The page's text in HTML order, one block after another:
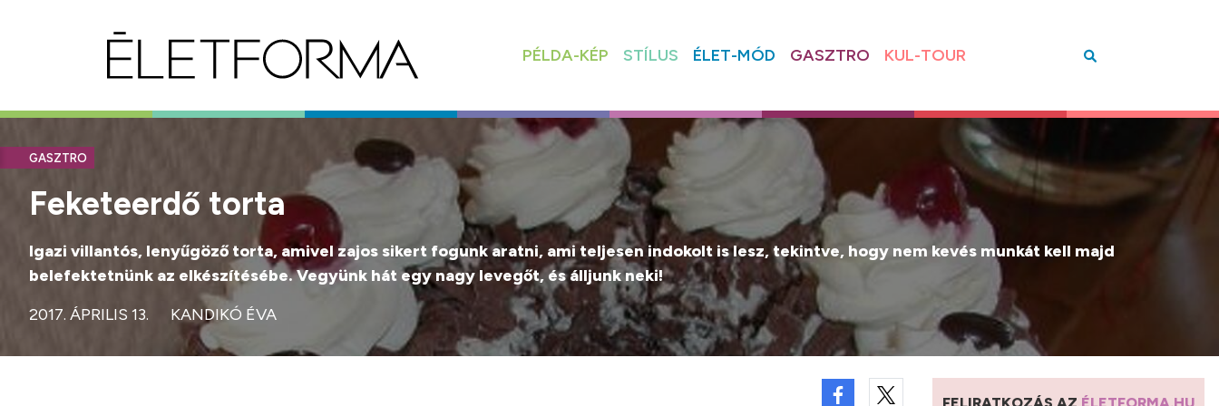
PÉLDA-KÉP STÍLUS ÉLET-MÓD GASZTRO KUL-TOUR
GASZTRO
Feketeerdő torta
Igazi villantós, lenyűgöző torta, amivel zajos sikert fogunk aratni, ami teljesen indokolt is lesz, tekintve, hogy nem kevés munkát kell majd
belefektetnünk az elkészítésébe. Vegyünk hát egy nagy levegőt, és álljunk neki!
2017. ÁPRILIS 13.
KANDIKÓ ÉVA